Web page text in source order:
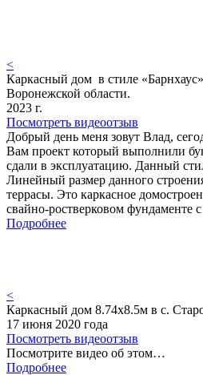
<
Каркасный дом в стиле
Воронежской области.
2023 г.
Посмотреть видеоотзыв
Добрый день меня зовут Влад,
Вам проект который выполнили
сдали в эксплуатацию. Данный
Линейный размер данного
террасы. Это каркасное
свайно-ростверковом фундаменте
Подробнее
<
Каркасный дом 8.74х8.5м в с.
17 июня 2020 года
Посмотреть видеоотзыв
Посмотрите видео об этом…
Подробнее